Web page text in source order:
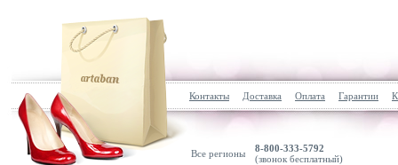
Контакты Доставка Оплата Гарантии
Все регионы
8-800-333-5792
(звонок бесплатный)